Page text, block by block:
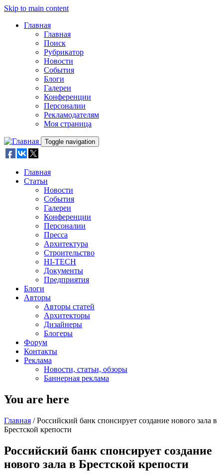
Skip to main content
Главная
Главная
Поиск
Рубрикатор
Новости
События
Блоги
Галереи
Конференции
Персоналии
Рекламодателям
Моя страница
Toggle navigation
Главная
Статьи
Новости
События
Галереи
Конференции
Персоналии
Пресса
Архитектура
Строительство
HI-TECH
Документы
Предприятия
Блоги
Авторы
Авторы статей
Архитекторы
Дизайнеры
Блогеры
Форум
Контакты
Реклама
Новости, статьи, обзоры
Баннерная реклама
You are here
Главная / Российский банк спонсирует создание нового зала в
Брестской крепости
Российский банк спонсирует создание
нового зала в Брестской крепости